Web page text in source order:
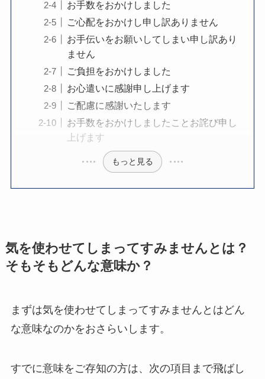
お手数をおかけしました
ご心配をおかけし申し訳ありません
お手伝いをお願いしてしまい申し訳あり
ません
ご負担をおかけしました
お心遣いに感謝申し上げます
ご配慮に感謝いたします
お手数をおかけしましたことお詫び申し
上げます
もっと見る
気を使わせてしまってすみませんとは？
そもそもどんな意味か？
まずは気を使わせてしまってすみませんとはどん
な意味なのかをおさらいします。
すでに意味をご存知の方は、次の項目まで飛ばし